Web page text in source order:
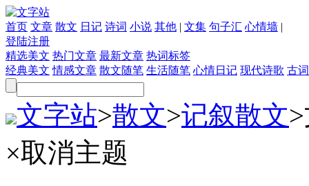
首页 文章 散文 日记 诗词 小说 其他 | 文集 句子汇 心情墙 |
登陆注册
精选美文 热门文章 最新文章 热词标签
经典美文 情感文章 散文随笔 生活随笔 心情日记 现代诗歌 古
文字站>散文>记叙散文>
×取消主题